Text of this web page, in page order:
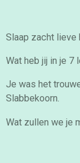
Slaap zacht lieve
Wat heb jij in je 7
Je was het
Slabbekoorn.
Wat zullen we je